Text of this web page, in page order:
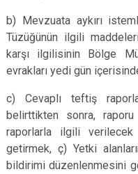
b) Mevzuata aykırı
Tüzüğünün ilgili
karşı ilgilisinin Bölge
evrakları yedi gün
c) Cevaplı teftiş
belirttikten sonra,
raporlarla ilgili verilecek
getirmek, ç) Yetki
bildirimi düzenlenmesini